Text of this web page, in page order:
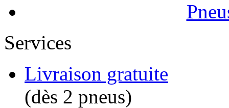
Services
Livraison gratuite
(dès 2 pneus)